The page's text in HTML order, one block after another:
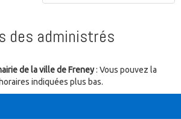
des administrés
de la ville de Freney: Vous pouvez la
indiquées plus bas.